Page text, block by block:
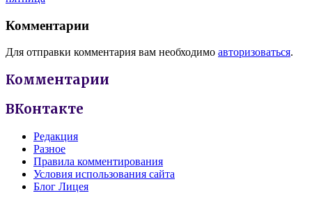
Комментарии
Для отправки комментария вам необходимо авторизоваться.
Комментарии
ВКонтакте
Редакция
Разное
Правила комментирования
Условия использования сайта
Блог Лицея